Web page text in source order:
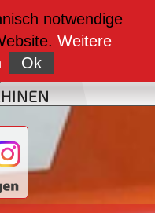
notwendige
Weitere
Ok